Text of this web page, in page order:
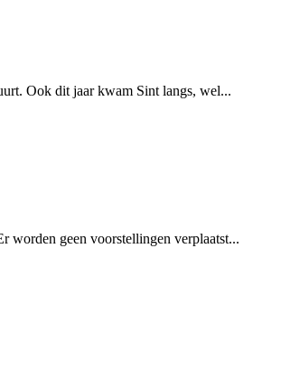
Ook dit jaar kwam Sint langs, wel...
worden geen voorstellingen verplaatst...